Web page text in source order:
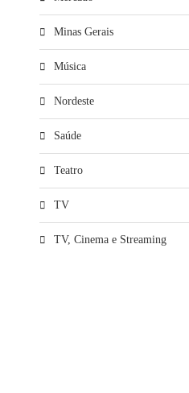
Minas Gerais
Música
Nordeste
Saúde
Teatro
TV
TV, Cinema e Streaming